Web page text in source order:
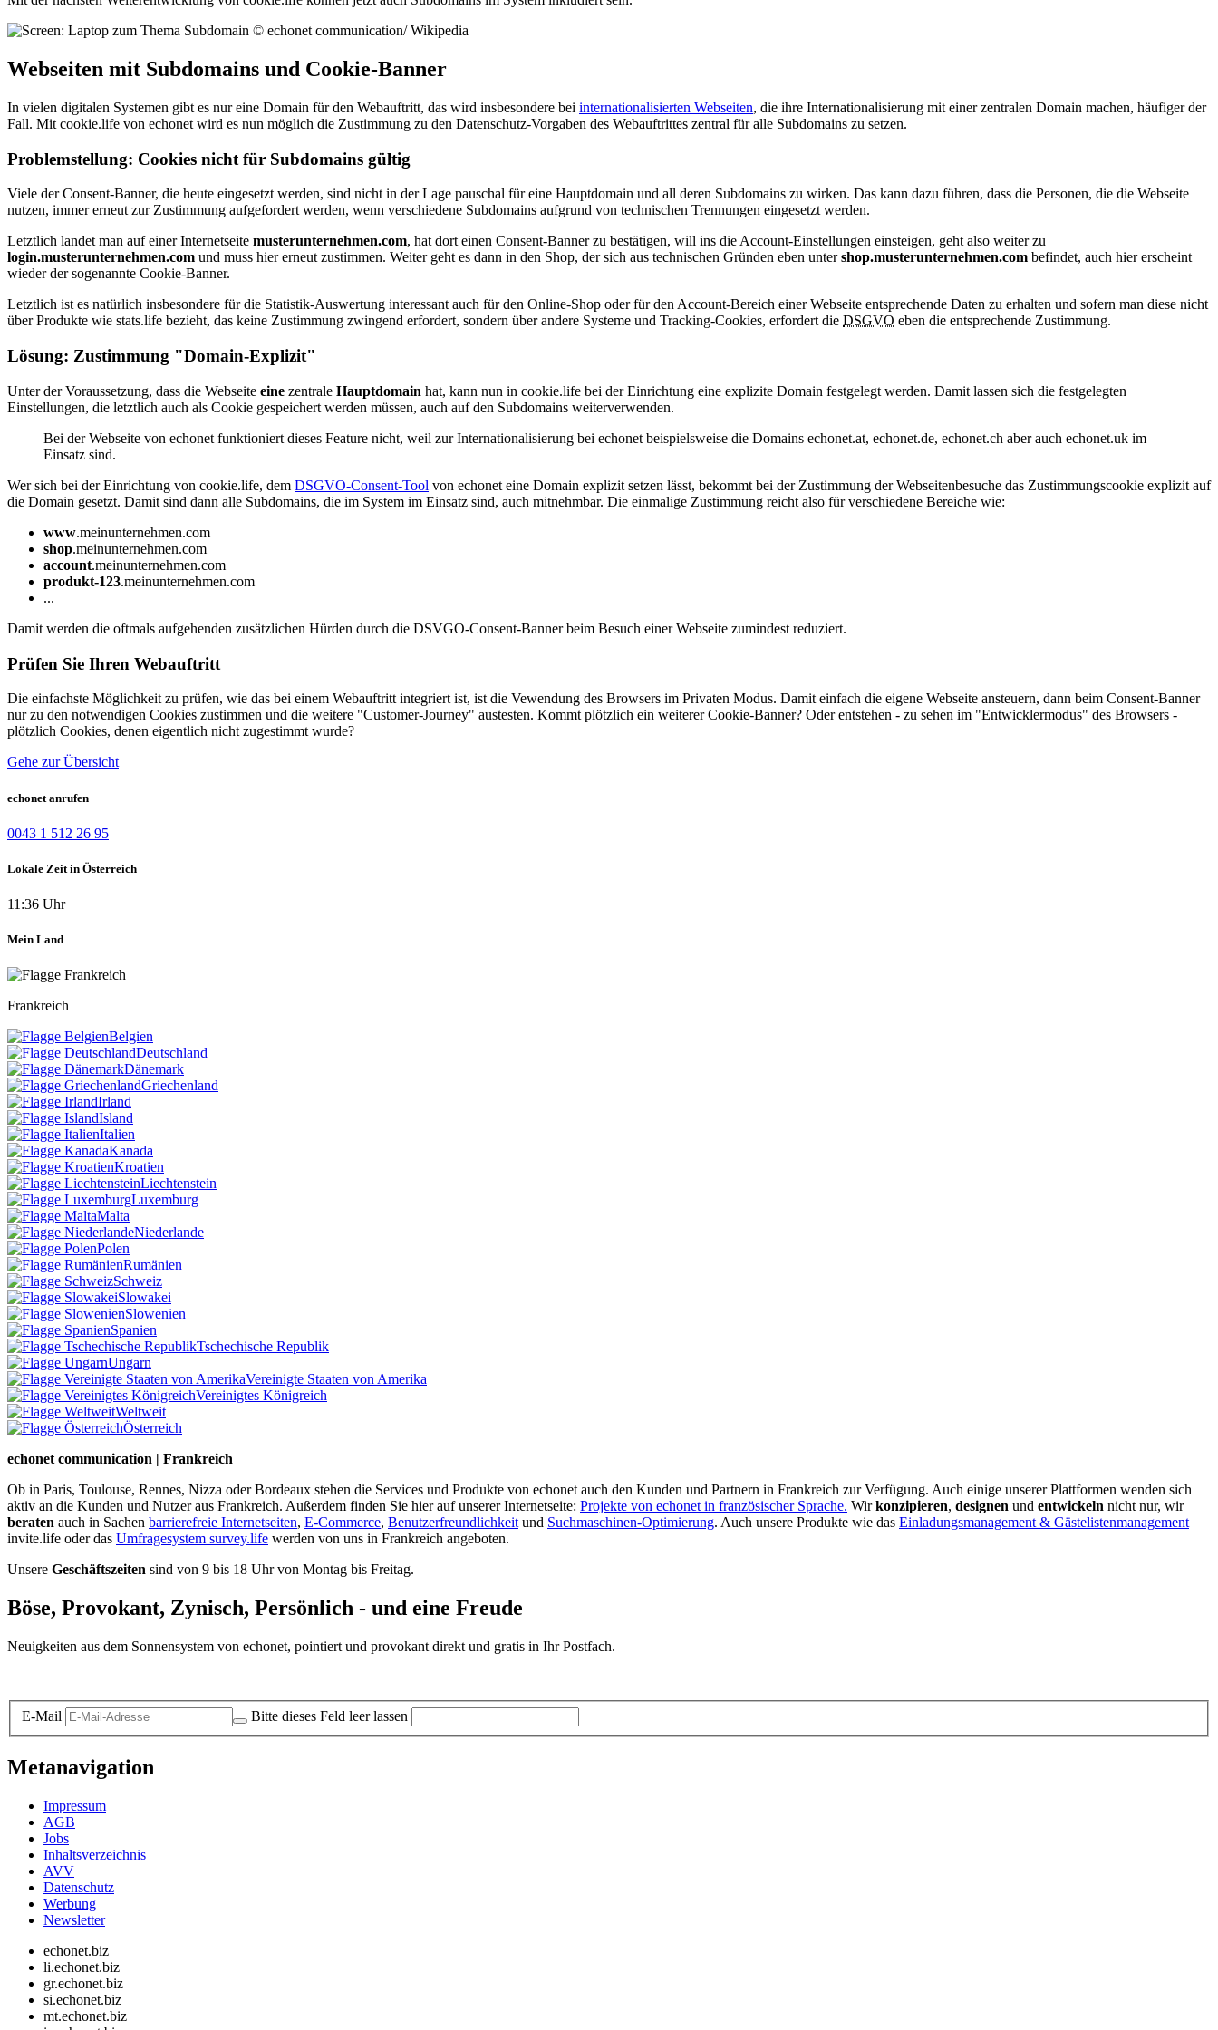
Webseiten mit Subdomains und Cookie-Banner
In vielen digitalen Systemen gibt es nur eine Domain für den Webauftritt, das wird insbesondere bei internationalisierten Webseiten, die ihre Internationalisierung mit einer zentralen Domain machen, häufiger der
Fall. Mit cookie.life von echonet wird es nun möglich die Zustimmung zu den Datenschutz-Vorgaben des Webauftrittes zentral für alle Subdomains zu setzen.
Problemstellung: Cookies nicht für Subdomains gültig
Viele der Consent-Banner, die heute eingesetzt werden, sind nicht in der Lage pauschal für eine Hauptdomain und all deren Subdomains zu wirken. Das kann dazu führen, dass die Personen, die die Webseite
nutzen, immer erneut zur Zustimmung aufgefordert werden, wenn verschiedene Subdomains aufgrund von technischen Trennungen eingesetzt werden.
Letztlich landet man auf einer Internetseite musterunternehmen.com, hat dort einen Consent-Banner zu bestätigen, will ins die Account-Einstellungen einsteigen, geht also weiter zu
login.musterunternehmen.com und muss hier erneut zustimmen. Weiter geht es dann in den Shop, der sich aus technischen Gründen eben untershop.musterunternehmen.com befindet, auch hier erscheint
wieder der sogenannte Cookie-Banner.
Letztlich ist es natürlich insbesondere für die Statistik-Auswertung interessant auch für den Online-Shop oder für den Account-Bereich einer Webseite entsprechende Daten zu erhalten und sofern man diese nicht
über Produkte wie stats.life bezieht, das keine Zustimmung zwingend erfordert, sondern über andere Systeme und Tracking-Cookies, erfordert die DSGVO eben die entsprechende Zustimmung.
Lösung: Zustimmung "Domain-Explizit"
Unter der Voraussetzung, dass die Webseite eine zentrale Hauptdomain hat, kann nun in cookie.life bei der Einrichtung eine explizite Domain festgelegt werden. Damit lassen sich die festgelegten
Einstellungen, die letztlich auch als Cookie gespeichert werden müssen, auch auf den Subdomains weiterverwenden.
Bei der Webseite von echonet funktioniert dieses Feature nicht, weil zur Internationalisierung bei echonet beispielsweise die Domains echonet.at, echonet.de, echonet.ch aber auch echonet.uk im
Einsatz sind.
Wer sich bei der Einrichtung von cookie.life, dem DSGVO-Consent-Tool von echonet eine Domain explizit setzen lässt, bekommt bei der Zustimmung der Webseitenbesuche das Zustimmungscookie explizit auf
die Domain gesetzt. Damit sind dann alle Subdomains, die im System im Einsatz sind, auch mitnehmbar. Die einmalige Zustimmung reicht also für verschiedene Bereiche wie:
www.meinunternehmen.com
shop.meinunternehmen.com
account.meinunternehmen.com
produkt-123.meinunternehmen.com
...
Damit werden die oftmals aufgehenden zusätzlichen Hürden durch die DSVGO-Consent-Banner beim Besuch einer Webseite zumindest reduziert.
Prüfen Sie Ihren Webauftritt
Die einfachste Möglichkeit zu prüfen, wie das bei einem Webauftritt integriert ist, ist die Vewendung des Browsers im Privaten Modus. Damit einfach die eigene Webseite ansteuern, dann beim Consent-Banner
nur zu den notwendigen Cookies zustimmen und die weitere "Customer-Journey" austesten. Kommt plötzlich ein weiterer Cookie-Banner? Oder entstehen - zu sehen im "Entwicklermodus" des Browsers -
plötzlich Cookies, denen eigentlich nicht zugestimmt wurde?
Gehe zur Übersicht
echonet anrufen
0043 1 512 26 95
Lokale Zeit in Österreich
11:36 Uhr
Mein Land
Frankreich
Belgien
Deutschland
Dänemark
Griechenland
Irland
Island
Italien
Kanada
Kroatien
Liechtenstein
Luxemburg
Malta
Niederlande
Polen
Rumänien
Schweiz
Slowakei
Slowenien
Spanien
Tschechische Republik
Ungarn
Vereinigte Staaten von Amerika
Vereinigtes Königreich
Weltweit
Österreich
echonet communication | Frankreich
Ob in Paris, Toulouse, Rennes, Nizza oder Bordeaux stehen die Services und Produkte von echonet auch den Kunden und Partnern in Frankreich zur Verfügung. Auch einige unserer Plattformen wenden sich
aktiv an die Kunden und Nutzer aus Frankreich. Außerdem finden Sie hier auf unserer Internetseite: Projekte von echonet in französischer Sprache. Wirkonzipieren, designen und entwickeln nicht nur, wir
beraten auch in Sachen barrierefreie Internetseiten, E-Commerce, Benutzerfreundlichkeit und Suchmaschinen-Optimierung. Auch unsere Produkte wie das Einladungsmanagement & Gästelistenmanagement
invite.life oder das Umfragesystem survey.life werden von uns in Frankreich angeboten.
Unsere Geschäftszeiten sind von 9 bis 18 Uhr von Montag bis Freitag.
Böse, Provokant, Zynisch, Persönlich - und eine Freude
Neuigkeiten aus dem Sonnensystem von echonet, pointiert und provokant direkt und gratis in Ihr Postfach.
E-Mail Bitte dieses Feld leer lassen
Metanavigation
Impressum
AGB
Jobs
Inhaltsverzeichnis
AVV
Datenschutz
Werbung
Newsletter
echonet.biz
li.echonet.biz
gr.echonet.biz
si.echonet.biz
mt.echonet.biz